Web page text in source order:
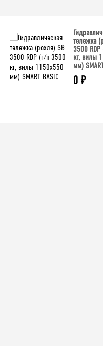
тележка
3500
кг, вилы
мм)
0 ₽